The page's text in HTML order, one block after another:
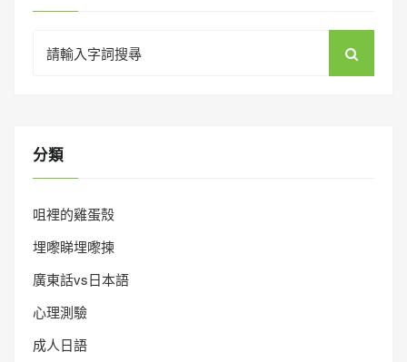
for:
分類
咀裡的雞蛋殼
埋嚟睇埋嚟揀
廣東話vs日本語
心理測驗
成人日語